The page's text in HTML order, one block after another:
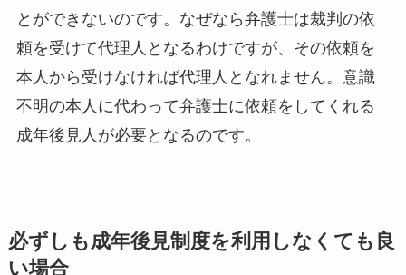
とができないのです。なぜなら弁護士は裁判の依
頼を受けて代理人となるわけですが、その依頼を
本人から受けなければ代理人となれません。意識
不明の本人に代わって弁護士に依頼をしてくれる
成年後見人が必要となるのです。
必ずしも成年後見制度を利用しなくても良
い場合